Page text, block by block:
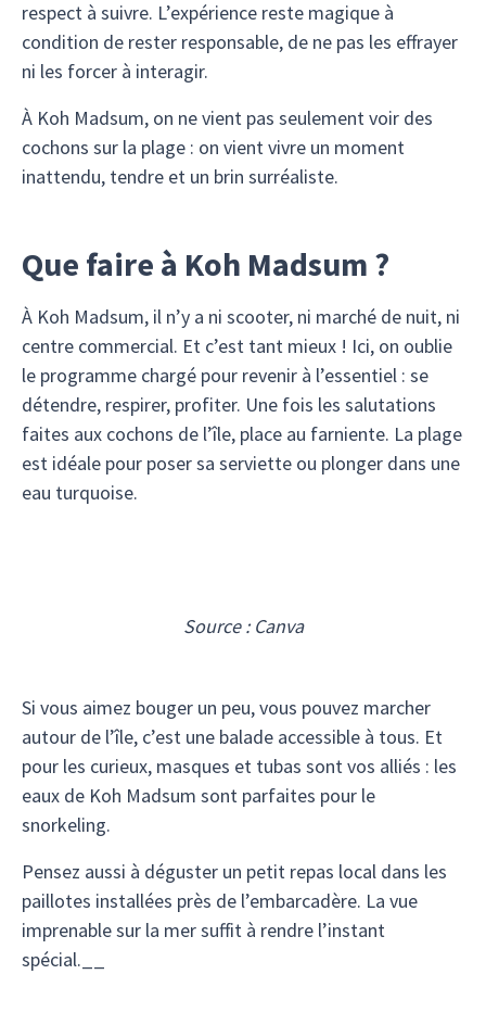
respect à suivre. L’expérience reste magique à
condition de rester responsable, de ne pas les effrayer
ni les forcer à interagir.
À Koh Madsum, on ne vient pas seulement voir des
cochons sur la plage : on vient vivre un moment
inattendu, tendre et un brin surréaliste.
Que faire à Koh Madsum ?
À Koh Madsum, il n’y a ni scooter, ni marché de nuit, ni
centre commercial. Et c’est tant mieux ! Ici, on oublie
le programme chargé pour revenir à l’essentiel : se
détendre, respirer, profiter. Une fois les salutations
faites aux cochons de l’île, place au farniente. La plage
est idéale pour poser sa serviette ou plonger dans une
eau turquoise.
Source : Canva
Si vous aimez bouger un peu, vous pouvez marcher
autour de l’île, c’est une balade accessible à tous. Et
pour les curieux, masques et tubas sont vos alliés : les
eaux de Koh Madsum sont parfaites pour le
snorkeling.
Pensez aussi à déguster un petit repas local dans les
paillotes installées près de l’embarcadère. La vue
imprenable sur la mer suffit à rendre l’instant
spécial.__